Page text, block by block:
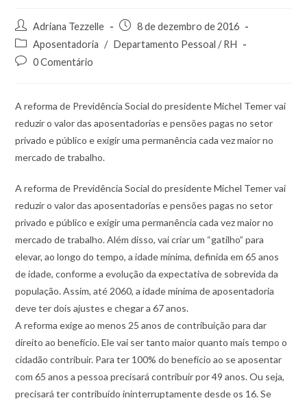
Adriana Tezzelle
8 de dezembro de 2016
Aposentadoria / Departamento Pessoal / RH
0 Comentário
A reforma de Previdência Social do presidente Michel Temer vai
reduzir o valor das aposentadorias e pensões pagas no setor
privado e público e exigir uma permanência cada vez maior no
mercado de trabalho.
A reforma de Previdência Social do presidente Michel Temer vai
reduzir o valor das aposentadorias e pensões pagas no setor
privado e público e exigir uma permanência cada vez maior no
mercado de trabalho. Além disso, vai criar um “gatilho” para
elevar, ao longo do tempo, a idade mínima, definida em 65 anos
de idade, conforme a evolução da expectativa de sobrevida da
população. Assim, até 2060, a idade mínima de aposentadoria
deve ter dois ajustes e chegar a 67 anos.
A reforma exige ao menos 25 anos de contribuição para dar
direito ao benefício. Ele vai ser tanto maior quanto mais tempo o
cidadão contribuir. Para ter 100% do benefício ao se aposentar
com 65 anos a pessoa precisará contribuir por 49 anos. Ou seja,
precisará ter contribuído ininterruptamente desde os 16. Se